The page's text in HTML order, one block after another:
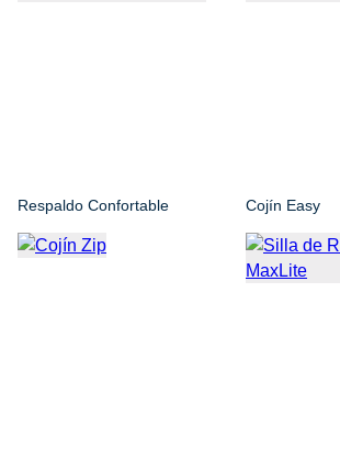
Respaldo Confortable Cojín Easy